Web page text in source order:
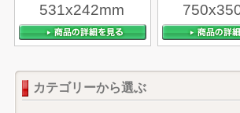
531x242mm
カテゴリーから選ぶ